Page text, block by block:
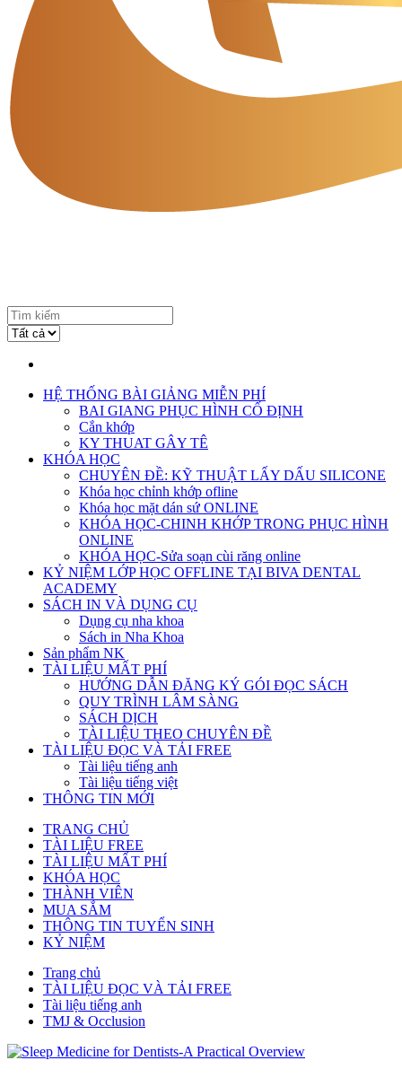
HỆ THỐNG BÀI GIẢNG MIỄN PHÍ
BAI GIANG PHỤC HÌNH CỐ ĐỊNH
Cắn khớp
KY THUAT GÂY TÊ
KHÓA HỌC
CHUYÊN ĐỀ: KỸ THUẬT LẤY DẤU SILICONE
Khóa học chỉnh khớp ofline
Khóa học mặt dán sứ ONLINE
KHÓA HỌC-CHINH KHỚP TRONG PHỤC HÌNH
ONLINE
KHÓA HỌC-Sửa soạn cùi răng online
KỶ NIỆM LỚP HỌC OFFLINE TẠI BIVA DENTAL
ACADEMY
SÁCH IN VÀ DỤNG CỤ
Dụng cụ nha khoa
Sách in Nha Khoa
Sản phẩm NK
TÀI LIỆU MẤT PHÍ
HƯỚNG DẪN ĐĂNG KÝ GÓI ĐỌC SÁCH
QUY TRÌNH LÂM SÀNG
SÁCH DỊCH
TÀI LIỆU THEO CHUYÊN ĐỀ
TÀI LIỆU ĐỌC VÀ TẢI FREE
Tài liệu tiếng anh
Tài liệu tiếng việt
THÔNG TIN MỚI
TRANG CHỦ
TÀI LIỆU FREE
TÀI LIỆU MẤT PHÍ
KHÓA HỌC
THÀNH VIÊN
MUA SẮM
THÔNG TIN TUYỂN SINH
KỶ NIỆM
Trang chủ
TÀI LIỆU ĐỌC VÀ TẢI FREE
Tài liệu tiếng anh
TMJ & Occlusion